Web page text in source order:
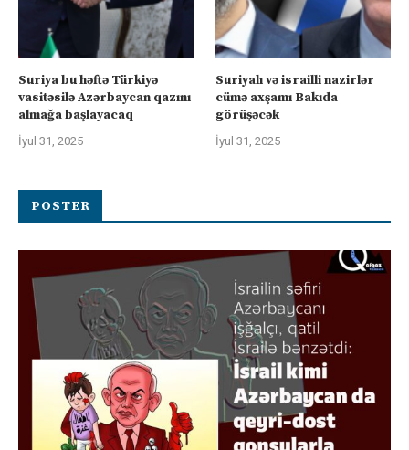
Suriya bu həftə Türkiyə
vasitəsilə Azərbaycan qazını
almağa başlayacaq
İyul 31, 2025
Suriyalı və israilli nazirlər
cümə axşamı Bakıda
görüşəcək
İyul 31, 2025
POSTER